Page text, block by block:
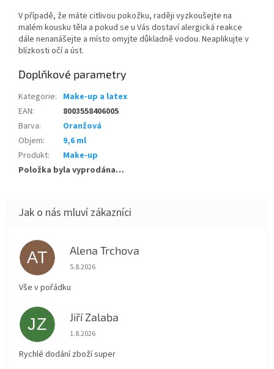
V případě, že máte citlivou pokožku, raději vyzkoušejte na
malém kousku těla a pokud se u Vás dostaví alergická reakce
dále nenanášejte a místo omyjte důkladně vodou. Neaplikujte v
blízkosti očí a úst.
Doplňkové parametry
Kategorie: Make-up a latex
EAN:
8003558406005
Barva:
Oranžová
Objem:
9,6 ml
Produkt:
Make-up
Položka byla vyprodána…
AT Alena Trchova
Hodnocení obchodu je 5 z 5 hvězdiček.
5.8.2026
Vše v pořádku
JZ Jiří Zalaba
Hodnocení obchodu je 5 z 5 hvězdiček.
1.8.2026
Rychlé dodání zboží super